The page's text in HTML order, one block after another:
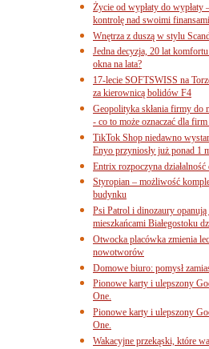
Życie od wypłaty do wypłaty
kontrolę nad swoimi
Wnętrza z duszą w stylu
Jedna decyzja, 20 lat
okna na lata?
17-lecie SOFTSWISS na
za kierownicą bolidów F4
Geopolityka skłania firmy do
- co to może oznaczać dla
TikTok Shop niedawno
Enyo przyniosły już ponad 1
Entrix rozpoczyna
Styropian – możliwość
budynku
Psi Patrol i dinozaury opanują
mieszkańcami Białegostoku
Otwocka placówka zmienia
nowotworów
Domowe biuro: pomysł
Pionowe karty i ulepszony
One.
Pionowe karty i ulepszony
One.
Wakacyjne przekąski, które